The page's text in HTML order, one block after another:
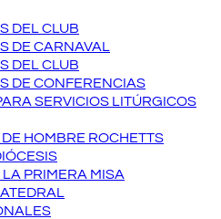
DEL CLUB
DE CARNAVAL
DEL CLUB
DE CONFERENCIAS
SERVICIOS LITÚRGICOS
HOMBRE ROCHETTS
PRIMERA MISA